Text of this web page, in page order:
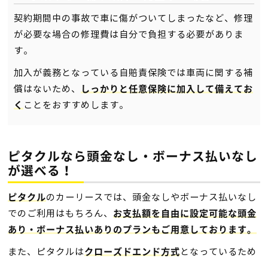
契約期間中の事故で車に傷がついてしまったなど、修理
が必要な場合の修理費は自分で負担する必要がありま
す。
加入が義務となっている自賠責保険では車両に関する補
償はないため、
しっかりと任意保険に加入して備えてお
く ことをおすすめします。
ピタクルなら頭金なし・ボーナス払いなし
が選べる！
ピタクルのカーリースでは、頭金なしやボーナス払いなし
でのご利用はもちろん、
お支払額を自由に設定可能な頭金
あり・ボーナス払いありのプランもご用意しております。
また、ピタクルは クローズドエンド方式 となっているため